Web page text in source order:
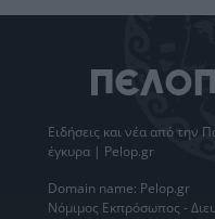
Ειδήσεις και νέα από την
έγκυρα | Pelop.gr
Domain name: Pelop.gr
Νόμιμος Εκπρόσωπος -